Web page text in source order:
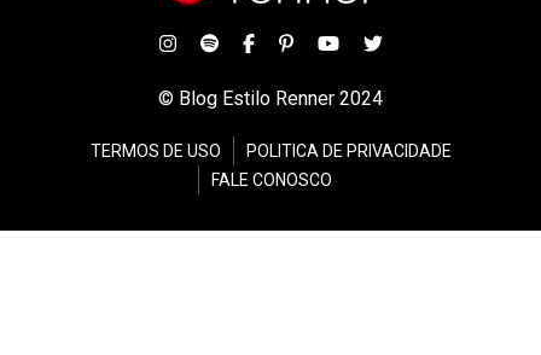
© Blog Estilo Renner 2024
TERMOS DE USO
POLITICA DE PRIVACIDADE
FALE CONOSCO